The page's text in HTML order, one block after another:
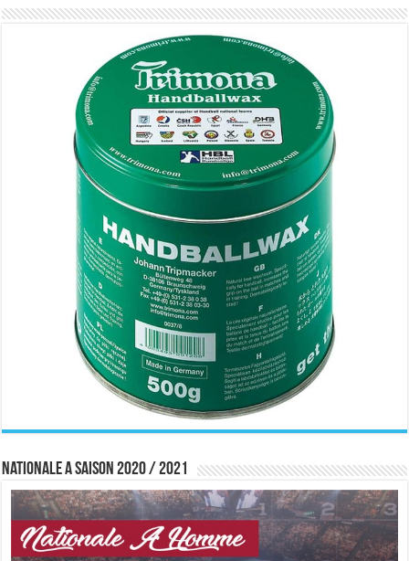
Nationale A saison 2020 / 2021